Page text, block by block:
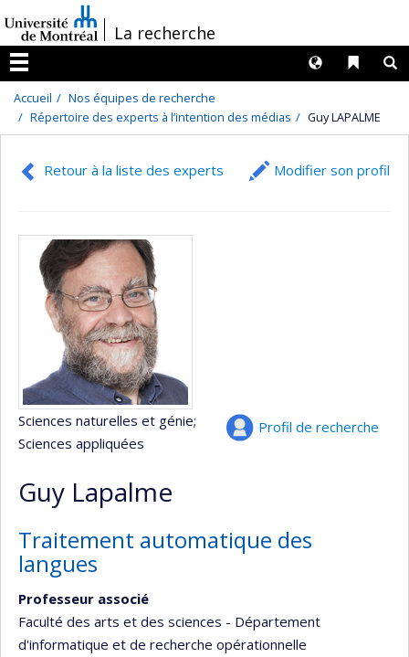
au
contenu
/La recherche
Menu
Liens
Langues
Accueil
Nos équipes de recherche
Répertoire des experts à l’intention des médias
Guy LAPALME
Retour à la liste des experts Modifier son profil
Profil de recherche
Sciences naturelles et génie;
Sciences appliquées
Guy Lapalme
Traitement automatique des
langues
Professeur associé
Faculté des arts et des sciences - Département
d'informatique et de recherche opérationnelle